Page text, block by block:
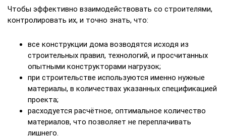
Чтобы эффективно взаимодействовать со строителями,
контролировать их, и точно знать, что:
все конструкции дома возводятся исходя из
строительных правил, технологий, и просчитанных
опытными конструкторами нагрузок;
при строительстве используются именно нужные
материалы, в количествах указанных спецификацией
проекта;
расходуется расчётное, оптимальное количество
материалов, что позволяет не переплачивать
лишнего.